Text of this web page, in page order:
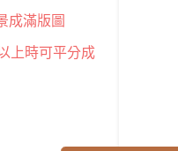
成滿版圖
上時可平分成